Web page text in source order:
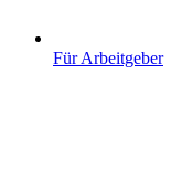
Für Arbeitgeber